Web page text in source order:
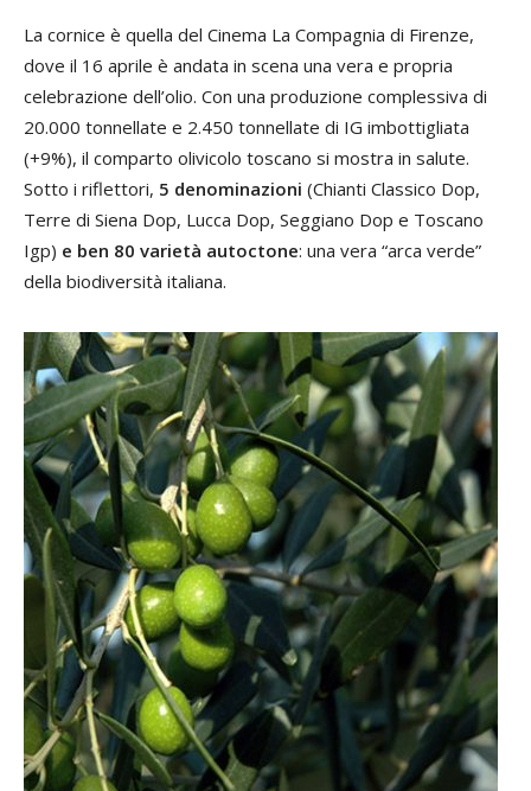
La cornice è quella del Cinema La Compagnia di Firenze,
dove il 16 aprile è andata in scena una vera e propria
celebrazione dell’olio. Con una produzione complessiva di
20.000 tonnellate e 2.450 tonnellate di IG imbottigliata
(+9%), il comparto olivicolo toscano si mostra in salute.
Sotto i riflettori, 5 denominazioni (Chianti Classico Dop,
Terre di Siena Dop, Lucca Dop, Seggiano Dop e Toscano
Igp) e ben 80 varietà autoctone: una vera “arca verde”
della biodiversità italiana.